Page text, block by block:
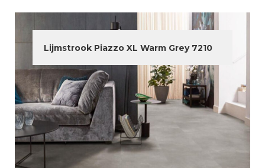
Lijmstrook Piazzo XL Warm Grey 7210